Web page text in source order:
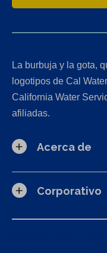
La burbuja y la gota,
logotipos de Cal
California Water
afiliadas.
Acerca de
Corporativo